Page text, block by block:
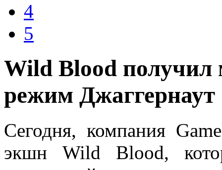
4
5
Wild Blood получил
режим Джаггернаут
Сегодня, компания
экшн Wild Blood,